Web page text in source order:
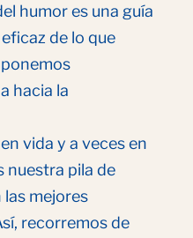
humor es una guía
de lo que
hacia la
vida y a veces en
nuestra pila de
mejores
recorremos de